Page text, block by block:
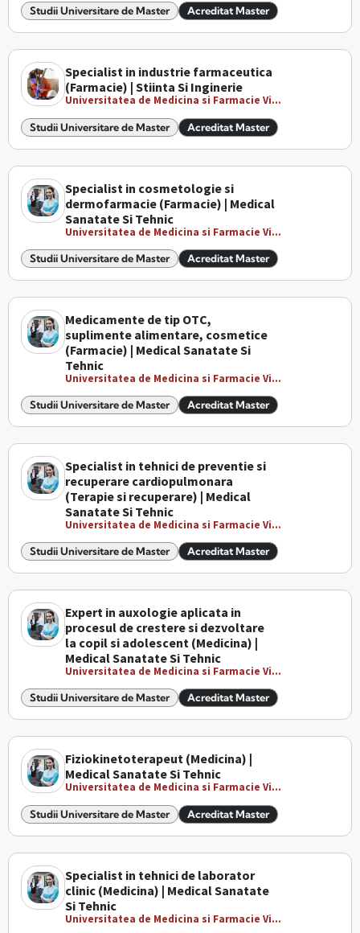
Studii Universitare de Master Acreditat Master
Specialist in industrie farmaceutica
(Farmacie) | Stiinta Si Inginerie
Universitatea de Medicina si Farmacie Vi...
Studii Universitare de Master Acreditat Master
Specialist in cosmetologie si
dermofarmacie (Farmacie) | Medical
Sanatate Si Tehnic
Universitatea de Medicina si Farmacie Vi...
Studii Universitare de Master Acreditat Master
Medicamente de tip OTC,
suplimente alimentare, cosmetice
(Farmacie) | Medical Sanatate Si
Tehnic
Universitatea de Medicina si Farmacie Vi...
Studii Universitare de Master Acreditat Master
Specialist in tehnici de preventie si
recuperare cardiopulmonara
(Terapie si recuperare) | Medical
Sanatate Si Tehnic
Universitatea de Medicina si Farmacie Vi...
Studii Universitare de Master Acreditat Master
Expert in auxologie aplicata in
procesul de crestere si dezvoltare
la copil si adolescent (Medicina) |
Medical Sanatate Si Tehnic
Universitatea de Medicina si Farmacie Vi...
Studii Universitare de Master Acreditat Master
Fiziokinetoterapeut (Medicina) |
Medical Sanatate Si Tehnic
Universitatea de Medicina si Farmacie Vi...
Studii Universitare de Master Acreditat Master
Specialist in tehnici de laborator
clinic (Medicina) | Medical Sanatate
Si Tehnic
Universitatea de Medicina si Farmacie Vi...